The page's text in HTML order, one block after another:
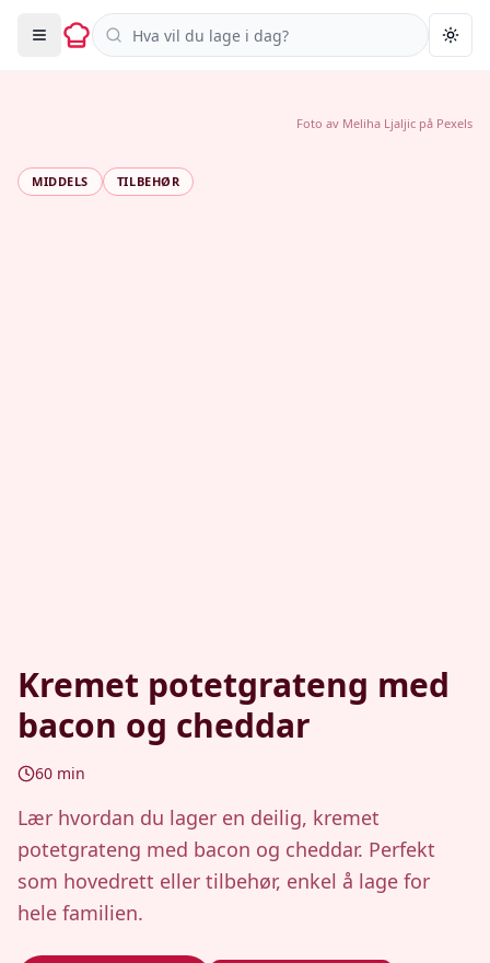
Søk i oppskrifter
MIDDELS TILBEHØR
Kremet potetgrateng med
bacon og cheddar
60 min
Lær hvordan du lager en deilig, kremet
potetgrateng med bacon og cheddar. Perfekt
som hovedrett eller tilbehør, enkel å lage for
hele familien.
Foto av Meliha Ljaljic på Pexels